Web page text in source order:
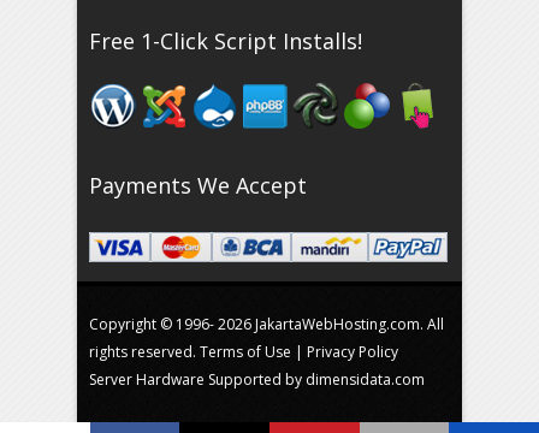
Free 1-Click Script Installs!
Payments We Accept
Copyright © 1996-2026 JakartaWebHosting.com. All
rights reserved. Terms of Use | Privacy Policy
Server Hardware Supported by dimensidata.com